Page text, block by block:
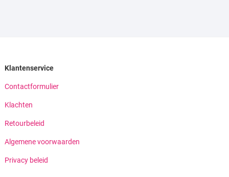
Klantenservice
Contactformulier
Klachten
Retourbeleid
Algemene voorwaarden
Privacy beleid